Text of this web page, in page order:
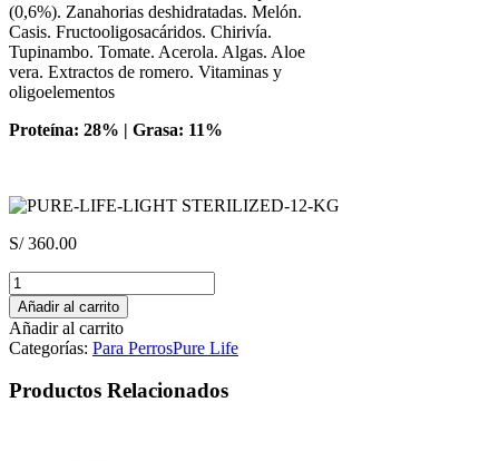
(0,6%). Zanahorias deshidratadas. Melón.
Casis. Fructooligosacáridos. Chirivía.
Tupinambo. Tomate. Acerola. Algas. Aloe
vera. Extractos de romero. Vitaminas y
oligoelementos
Proteína: 28% | Grasa: 11%
S/360.00
Pure
Life
Dog
Light
Sterilized
12Kg
–
Añadir al carrito
Añadir al carrito
Categorías: Para PerrosPure Life
Productos Relacionados